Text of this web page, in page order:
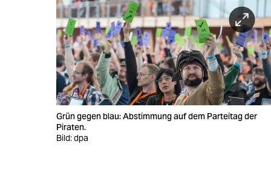
wahrheit
veranstaltungen
Grün gegen blau: Abstimmung auf dem Parteitag der
Piraten.
Bild: dpa